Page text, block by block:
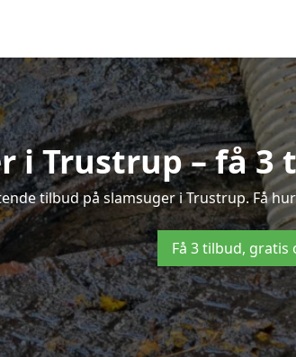
i Trustrup – få
tilbud på slamsuger i Trustrup. Få
Få 3 tilbud,